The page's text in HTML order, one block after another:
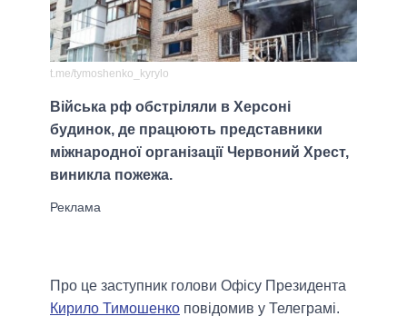
t.me/tymoshenko_kyrylo
Війська рф обстріляли в Херсоні
будинок, де працюють представники
міжнародної організації Червоний Хрест,
виникла пожежа.
Про це заступник голови Офісу Президента
Кирило Тимошенко повідомив у Телеграмі.